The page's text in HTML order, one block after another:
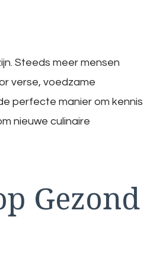
Steeds meer mensen
verse, voedzame
perfecte manier om kennis
nieuwe culinaire
Gezond